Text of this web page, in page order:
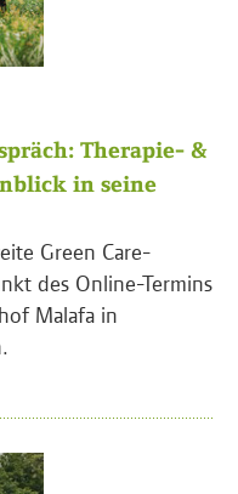
Therapie- &
in seine
Green Care-
des Online-Termins
Malafa in